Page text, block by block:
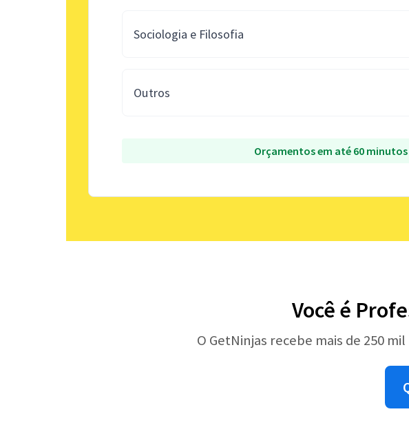
Sociologia e Filosofia
Outros
Orçamentos em até 60 minutos
Você é
O GetNinjas recebe mais de 250